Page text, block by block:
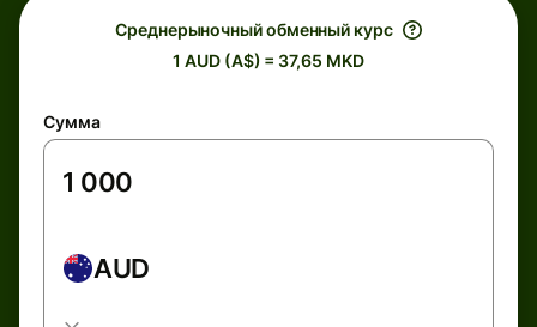
Среднерыночный обменный курс
1 AUD (A$) = 37,65 MKD
Сумма
AUD